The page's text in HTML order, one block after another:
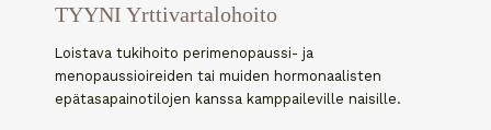
TYYNI Yrttivartalohoito
Loistava tukihoito perimenopaussi- ja
menopaussioireiden tai muiden hormonaalisten
epätasapainotilojen kanssa kamppaileville naisille.